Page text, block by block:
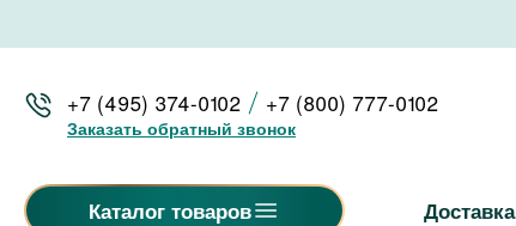
+7 (495) 374-0102 +7 (800) 777-0102
Заказать обратный звонок
Каталог товаров Доставка